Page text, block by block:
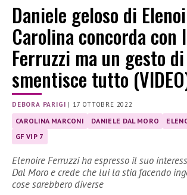
Daniele geloso di
Carolina concorda con
Ferruzzi ma un gesto
smentisce tutto
DEBORA PARIGI | 17 OTTOBRE 2022
CAROLINA MARCONI DANIELE DAL MORO
GF VIP 7
Elenoire Ferruzzi ha espresso il suo
Dal Moro e crede che lui la stia facendo
cose sarebbero diverse